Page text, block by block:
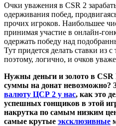
Очки уважения в CSR 2
одерживания побед,
прочих игроков. Наибольшее
принимая участие в онлайн-
одержать победу над
Тут придется делать ставки из
поэтому, логично, и очков
Нужны деньги и золото в CSR
суммы на донат невозможно?
валюту ЦСР 2 у нас, как это
успешных гонщиков в этой
накрутка по самым низким
самые крутые эксклюзивные